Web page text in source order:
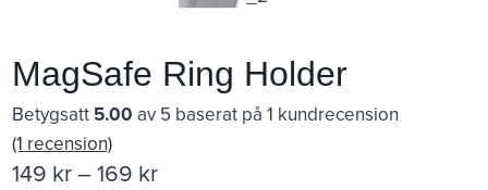
MagSafe Ring Holder
Betygsatt 5.00 av 5 baserat på1 kundrecension
(1 recension)
149 kr– 169 krPrisintervall: